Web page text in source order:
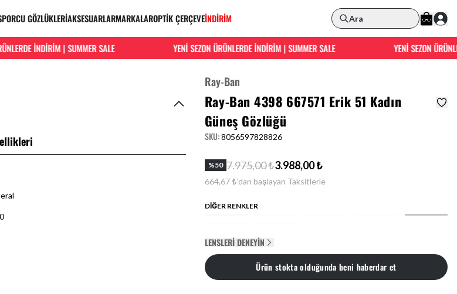
GÖZLÜKLERİAKSESUARLARMARKALAROPTİK ÇERÇEVEİNDİRİM Ara
İNDİRİM | SUMMER SALE YENİ SEZON ÜRÜNLERDE İNDİRİM | SUMMER SALE YENİ SEZON
Ray-Ban
Ray-Ban 4398 667571 Erik 51 Kadın
Güneş Gözlüğü
SKU:8056597828826
%50 7.975,00 ₺3.988,00 ₺
664,67 ₺'dan başlayan Taksitlerle
DİĞER RENKLER
LENSLERI DENEYIN
Ürün stokta olduğunda beni haberdar et